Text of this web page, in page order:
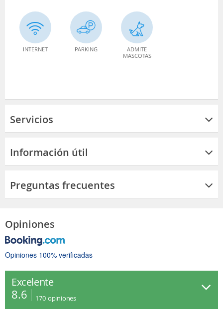
INTERNET PARKING
ADMITE
MASCOTAS
Servicios
Información útil
Preguntas frecuentes
Opiniones
Opiniones 100% verificadas
Excelente
8.6 170 opiniones